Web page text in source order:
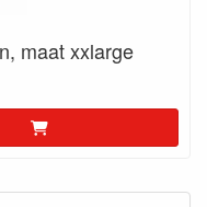
maat xxlarge